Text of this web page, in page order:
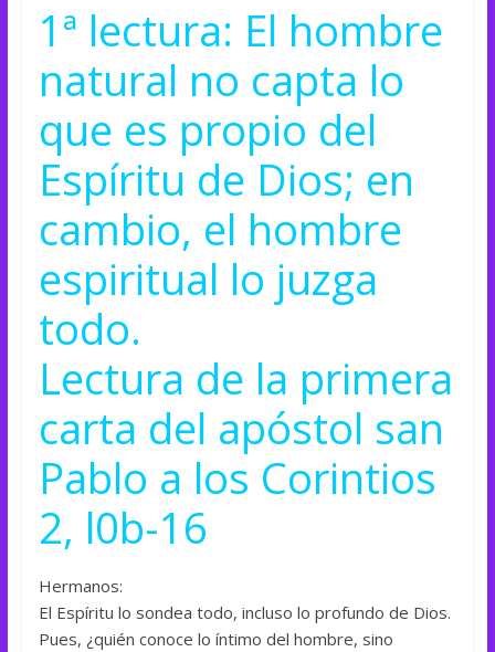
1ª lectura: El hombre
natural no capta lo
que es propio del
Espíritu de Dios; en
cambio, el hombre
espiritual lo juzga
todo.
Lectura de la primera
carta del apóstol san
Pablo a los Corintios
2, l0b-16
Hermanos:
El Espíritu lo sondea todo, incluso lo profundo de Dios.
Pues, ¿quién conoce lo íntimo del hombre, sino